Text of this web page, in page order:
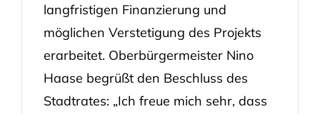
langfristigen Finanzierung und
möglichen Verstetigung des Projekts
erarbeitet. Oberbürgermeister Nino
Haase begrüßt den Beschluss des
Stadtrates: „Ich freue mich sehr, dass